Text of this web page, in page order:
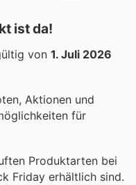
ist da!
von 1. Juli 2026
Aktionen und
für
Produktarten bei
Friday erhältlich sind.